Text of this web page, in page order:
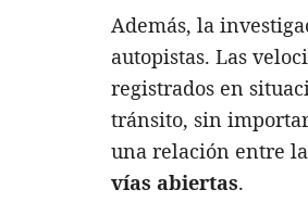
Además, la
autopistas. Las
registrados en
tránsito, sin
una relación entre
vías abiertas.